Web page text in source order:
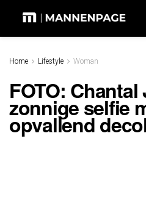
Home Lifestyle Woman
FOTO:
zonnige selfie
opvallend